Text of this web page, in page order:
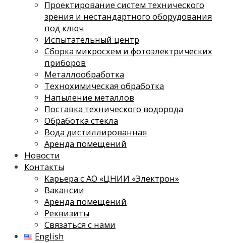
Проектирование систем технического
зрения и нестандартного оборудования
под ключ
Испытательный центр
Сборка микросхем и фотоэлектрических
приборов
Металлообработка
Технохимическая обработка
Напыление металлов
Поставка технического водорода
Обработка стекла
Вода дистиллированная
Аренда помещений
Новости
Контакты
Карьера с АО «ЦНИИ «Электрон»
Вакансии
Аренда помещений
Реквизиты
Связаться с нами
English